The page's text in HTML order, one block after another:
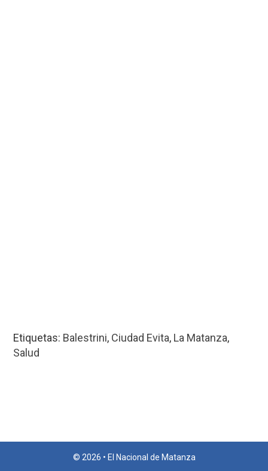
Etiquetas: Balestrini, Ciudad Evita, La Matanza,
Salud
© 2026 • El Nacional de Matanza